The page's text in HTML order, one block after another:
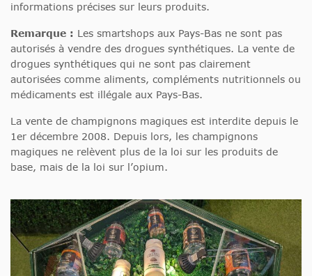
informations précises sur leurs produits.
Remarque : Les smartshops aux Pays-Bas ne sont pas
autorisés à vendre des drogues synthétiques. La vente de
drogues synthétiques qui ne sont pas clairement
autorisées comme aliments, compléments nutritionnels ou
médicaments est illégale aux Pays-Bas.
La vente de champignons magiques est interdite depuis le
1er décembre 2008. Depuis lors, les champignons
magiques ne relèvent plus de la loi sur les produits de
base, mais de la loi sur l’opium.